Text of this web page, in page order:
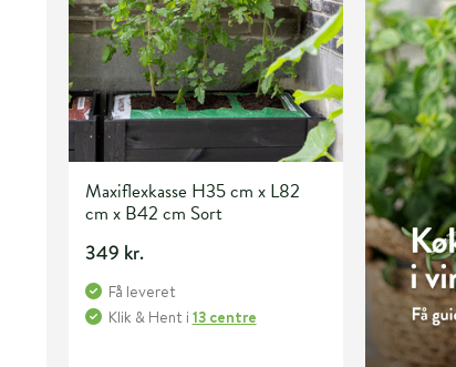
Maxiflexkasse H35 cm x L82
cm x B42 cm Sort
349 kr.
Få leveret
Klik & Hent i 13 centre